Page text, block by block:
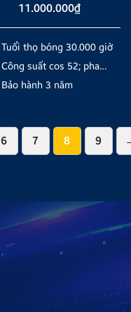
11.000.000₫
Tuổi thọ bóng 30.000 giờ
Công suất cos 52; pha
Bảo hành 3 năm
6 7 8 9